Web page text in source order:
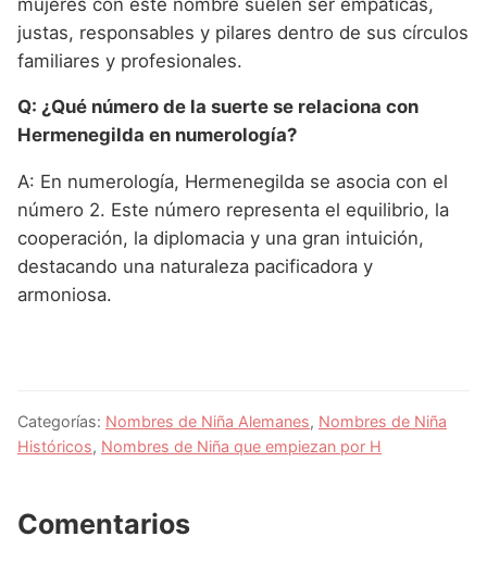
justas, responsables y pilares dentro de sus círculos
familiares y profesionales.
Q: ¿Qué número de la suerte se relaciona con
Hermenegilda en numerología?
A: En numerología, Hermenegilda se asocia con el
número 2. Este número representa el equilibrio, la
cooperación, la diplomacia y una gran intuición,
destacando una naturaleza pacificadora y
armoniosa.
Categorías: Nombres de Niña Alemanes, Nombres de Niña
Históricos, Nombres de Niña que empiezan por H
Comentarios